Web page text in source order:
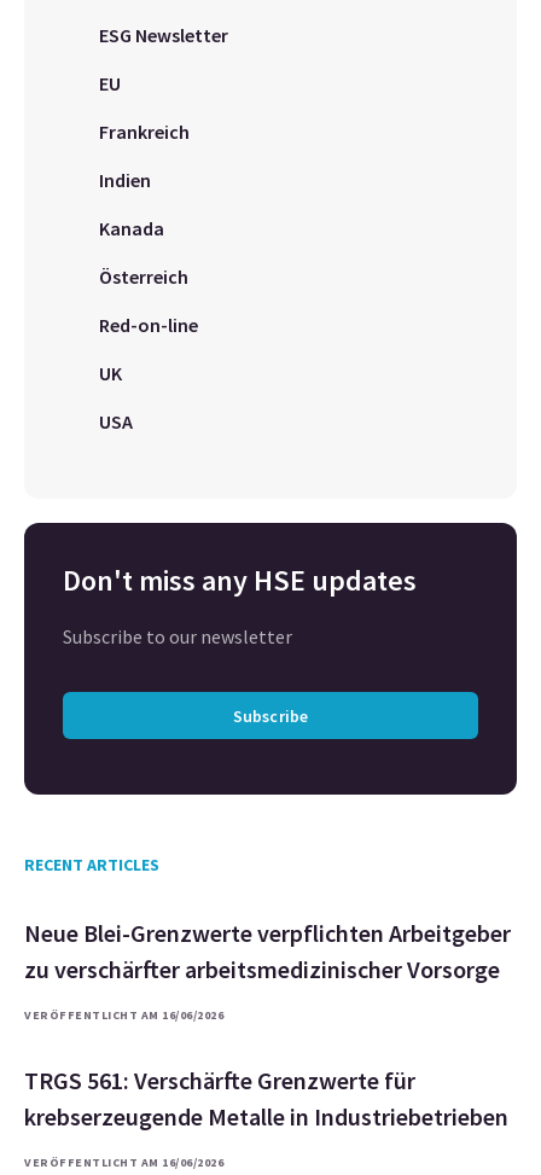
ESG Newsletter
EU
Frankreich
Indien
Kanada
Österreich
Red-on-line
UK
USA
Don't miss any HSE updates
Subscribe to our newsletter
Subscribe
RECENT ARTICLES
Neue Blei-Grenzwerte verpflichten Arbeitgeber
zu verschärfter arbeitsmedizinischer Vorsorge
VERÖFFENTLICHT AM 16/06/2026
TRGS 561: Verschärfte Grenzwerte für
krebserzeugende Metalle in Industriebetrieben
VERÖFFENTLICHT AM 16/06/2026